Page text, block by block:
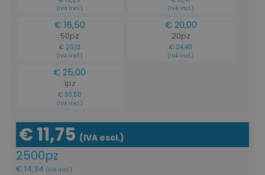
(IVA incl.) (IVA incl.)
€ 16,50
50pz
€ 20,13
(IVA incl.)
€ 20,00
20pz
€ 24,40
(IVA incl.)
€ 25,00
1pz
€ 30,50
(IVA incl.)
€ 11,75 (IVA escl.)
2500pz
€ 14,34 (IVA incl.)